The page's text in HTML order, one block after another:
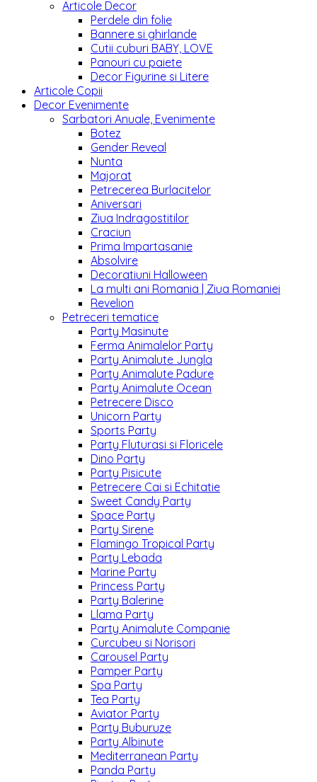
Articole Decor
Perdele din folie
Bannere si ghirlande
Cutii cuburi BABY, LOVE
Panouri cu paiete
Decor Figurine si Litere
Articole Copii
Decor Evenimente
Sarbatori Anuale, Evenimente
Botez
Gender Reveal
Nunta
Majorat
Petrecerea Burlacitelor
Aniversari
Ziua Indragostitilor
Craciun
Prima Impartasanie
Absolvire
Decoratiuni Halloween
La multi ani Romania | Ziua Romaniei
Revelion
Petreceri tematice
Party Masinute
Ferma Animalelor Party
Party Animalute Jungla
Party Animalute Padure
Party Animalute Ocean
Petrecere Disco
Unicorn Party
Sports Party
Party Fluturasi si Floricele
Dino Party
Party Pisicute
Petrecere Cai si Echitatie
Sweet Candy Party
Space Party
Party Sirene
Flamingo Tropical Party
Party Lebada
Marine Party
Princess Party
Party Balerine
Llama Party
Party Animalute Companie
Curcubeu si Norisori
Carousel Party
Pamper Party
Spa Party
Tea Party
Aviator Party
Party Buburuze
Party Albinute
Mediterranean Party
Panda Party